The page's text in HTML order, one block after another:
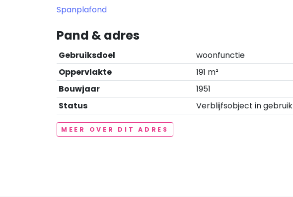
Spanplafond
Pand & adres
Gebruiksdoel
woonfunctie
Oppervlakte
191 m²
Bouwjaar
1951
Status
Verblijfsobject in gebruik
MEER OVER DIT ADRES